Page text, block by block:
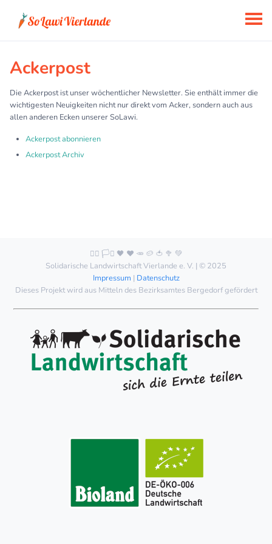
Ackerpost
Die Ackerpost ist unser wöchentlicher Newsletter. Sie enthält immer die
wichtigesten Neuigkeiten nicht nur direkt vom Acker, sondern auch aus
allen anderen Ecken unserer SoLawi.
Ackerpost abonnieren
Ackerpost Archiv
🏳️‍🌈 🏳️‍⚧️ 🖤 ❤️ 🥕 🥔 🍅 🥦 💚
Solidarische Landwirtschaft Vierlande e. V. | © 2025
Impressum | Datenschutz
Dieses Projekt wird aus Mitteln des Bezirksamtes Bergedorf gefördert